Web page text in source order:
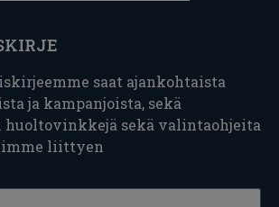
saat ajankohtaista
ja kampanjoista, sekä
huoltovinkkejä sekä valintaohjeita
liittyen